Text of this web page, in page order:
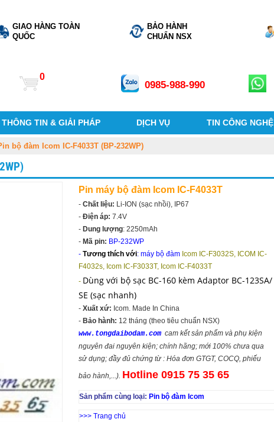
GIAO HÀNG TOÀN
QUỐC
BẢO HÀNH
CHUẨN NSX
0
0985-988-990
THÔNG TIN & GIẢI PHÁP DỊCH VỤ TIN CÔNG NGHỆ
bộ đàm Icom IC-F4033T (BP-232WP)
Pin máy bộ đàm Icom IC-F4033T
- Chất liệu: Li-ION (sạc nhồi), IP67
- Điện áp: 7.4V
- Dung lượng: 2250mAh
- Mã pin: BP-232WP
- Tương thích với: máy bộ đàm Icom IC-F3032S, ICOM IC-
F4032s, Icom IC-F3033T, Icom IC-F4033T
- Dùng với bộ sạc BC-160 kèm Adaptor BC-123SA/
SE (sạc nhanh)
- Xuất xứ: Icom. Made In China
- Bảo hành: 12 tháng (theo tiêu chuẩn NSX)
www.tongdaibodam.com cam kết sản phẩm và phụ kiện
nguyên đai nguyên kiện; chính hãng; mới 100% chưa qua
sử dụng; đầy đủ chứng từ : Hóa đơn GTGT, COCQ, phiếu
bảo hành,...). Hotline 0915 75 35 65
Sản phẩm cùng loại: Pin bộ đàm Icom
>>> Trang chủ